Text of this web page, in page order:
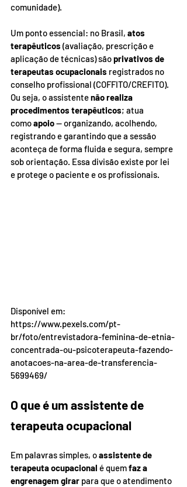
comunidade).
Um ponto essencial: no Brasil, atos
terapêuticos (avaliação, prescrição e
aplicação de técnicas) são privativos de
terapeutas ocupacionais registrados no
conselho profissional (COFFITO/CREFITO).
Ou seja, o assistente não realiza
procedimentos terapêuticos; atua
como apoio — organizando, acolhendo,
registrando e garantindo que a sessão
aconteça de forma fluida e segura, sempre
sob orientação. Essa divisão existe por lei
e protege o paciente e os profissionais.
Disponível em:
https://www.pexels.com/pt-
br/foto/entrevistadora-feminina-de-etnia-
concentrada-ou-psicoterapeuta-fazendo-
anotacoes-na-area-de-transferencia-
5699469/
O que é um assistente de
terapeuta ocupacional
Em palavras simples, o assistente de
terapeuta ocupacional é quem faz a
engrenagem girar para que o atendimento